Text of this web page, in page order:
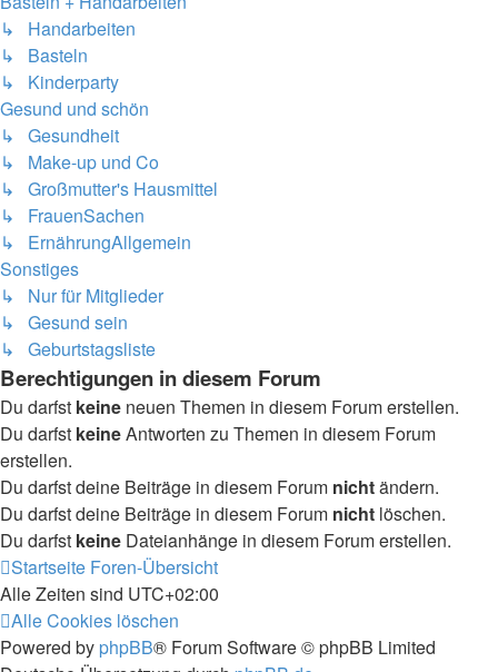
↳ Handarbeiten
↳ Basteln
↳ Kinderparty
Gesund und schön
↳ Gesundheit
↳ Make-up und Co
↳ Großmutter's Hausmittel
↳ FrauenSachen
↳ ErnährungAllgemein
Sonstiges
↳ Nur für Mitglieder
↳ Gesund sein
↳ Geburtstagsliste
Berechtigungen in diesem Forum
Du darfst keine neuen Themen in diesem Forum erstellen.
Du darfst keineAntworten zu Themen in diesem Forum
erstellen.
Du darfst deine Beiträge in diesem Forum nichtändern.
Du darfst deine Beiträge in diesem Forum nicht löschen.
Du darfst keine Dateianhänge in diesem Forum erstellen.
Startseite Foren-Übersicht
Alle Zeiten sind UTC+02:00
Alle Cookies löschen
Powered by phpBB® Forum Software © phpBB Limited